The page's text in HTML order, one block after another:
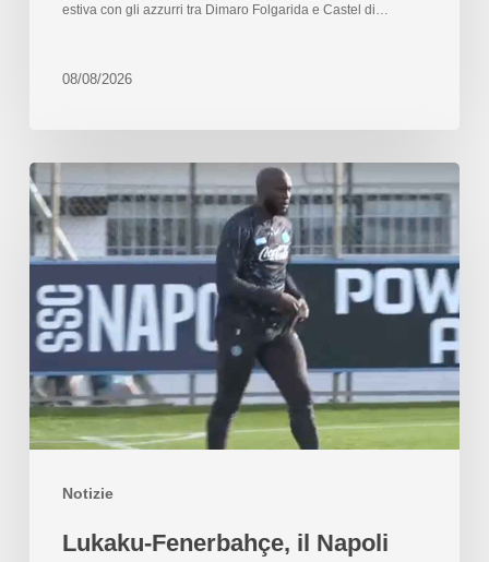
estiva con gli azzurri tra Dimaro Folgarida e Castel di…
08/08/2026
Notizie
Lukaku-Fenerbahçe, il Napoli